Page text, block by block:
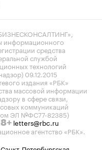
информационного
средства
службой
технологий
09.12.2015
издания «РБК»
массовой информации
в сфере связи,
коммуникаций
ЭЛ №ФС77-82385)
letters@rbc.ru
агентство «РБК».